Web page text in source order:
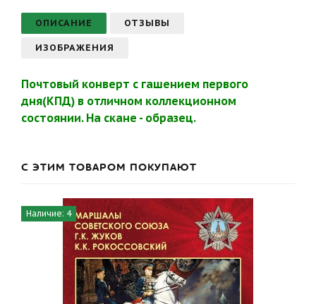
ОПИСАНИЕ ОТЗЫВЫ
ИЗОБРАЖЕНИЯ
Почтовый конверт с гашением первого
дня(КПД) в отличном коллекционном
состоянии. На скане - образец.
С ЭТИМ ТОВАРОМ ПОКУПАЮТ
Наличие: 4